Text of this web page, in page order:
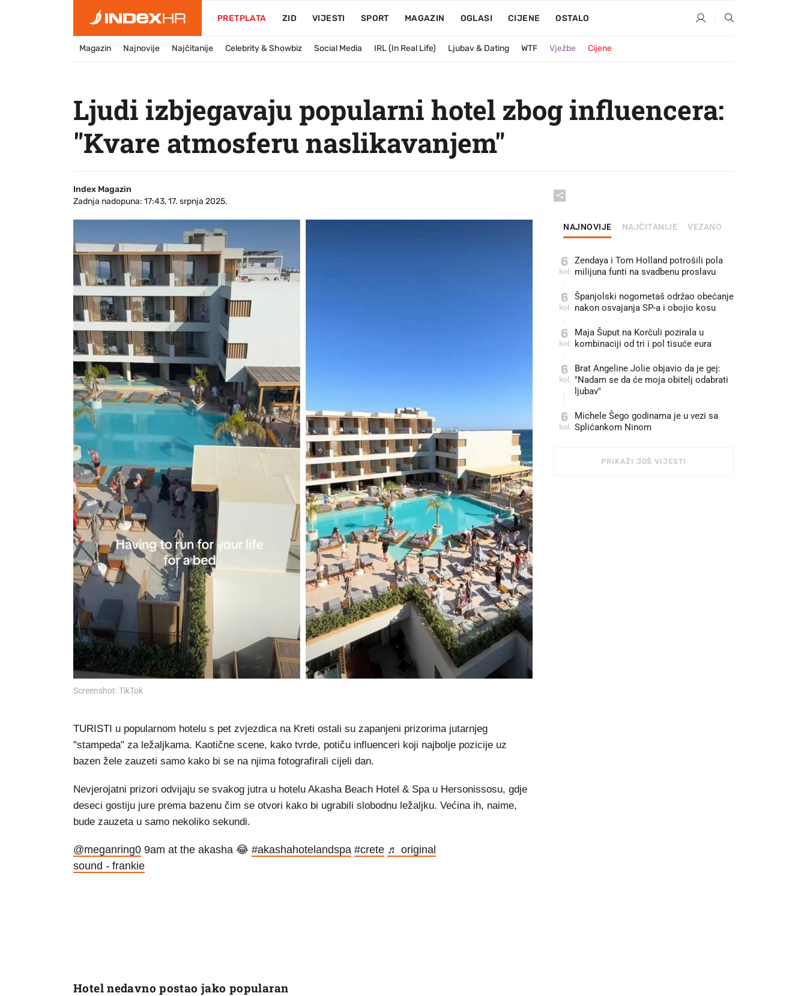
PRETPLATA ZID VIJESTI SPORT MAGAZIN OGLASI CIJENE OSTALO
Magazin Najnovije Najčitanije Celebrity & Showbiz Social Media IRL (In Real Life) Ljubav & Dating WTF Vježbe Cijene
Ljudi izbjegavaju popularni hotel zbog influencera:
"Kvare atmosferu naslikavanjem"
Index Magazin
Zadnja nadopuna: 17:43, 17. srpnja 2025.
Screenshot: TikTok
TURISTI u popularnom hotelu s pet zvjezdica na Kreti ostali su zapanjeni prizorima jutarnjeg
"stampeda" za ležaljkama. Kaotične scene, kako tvrde, potiču influenceri koji najbolje pozicije uz
bazen žele zauzeti samo kako bi se na njima fotografirali cijeli dan.
Nevjerojatni prizori odvijaju se svakog jutra u hotelu Akasha Beach Hotel & Spa u Hersonissosu, gdje
deseci gostiju jure prema bazenu čim se otvori kako bi ugrabili slobodnu ležaljku. Većina ih, naime,
bude zauzeta u samo nekoliko sekundi.
@meganring0 9am at the akasha 😂 #akashahotelandspa #crete ♬ original
sound - frankie
Hotel nedavno postao jako popularan
NAJNOVIJE NAJČITANIJE VEZANO
6
kol
Zendaya i Tom Holland potrošili pola
milijuna funti na svadbenu proslavu
6
kol
Španjolski nogometaš održao obećanje
nakon osvajanja SP-a i obojio kosu
6
kol
Maja Šuput na Korčuli pozirala u
kombinaciji od tri i pol tisuće eura
6
kol
Brat Angeline Jolie objavio da je gej:
"Nadam se da će moja obitelj odabrati
ljubav"
6
kol
Michele Šego godinama je u vezi sa
Splićankom Ninom
PRIKAŽI JOŠ VIJESTI